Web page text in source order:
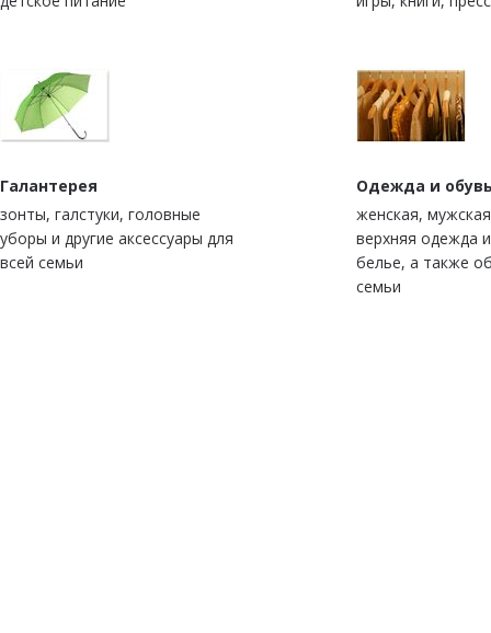
Галантерея
зонты, галстуки, головные
уборы и другие аксессуары для
всей семьи
Одежда и
женская,
верхняя одежда
белье, а также
семьи